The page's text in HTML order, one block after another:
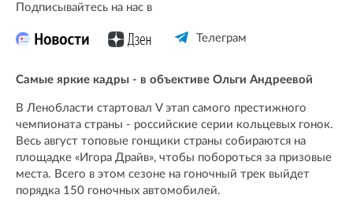
Подписывайтесь на нас в
Телеграм
Самые яркие кадры - в объективе Ольги Андреевой
В Ленобласти стартовал V этап самого престижного
чемпионата страны - российские серии кольцевых гонок.
Весь август топовые гонщики страны собираются на
площадке «Игора Драйв», чтобы побороться за призовые
места. Всего в этом сезоне на гоночный трек выйдет
порядка 150 гоночных автомобилей.